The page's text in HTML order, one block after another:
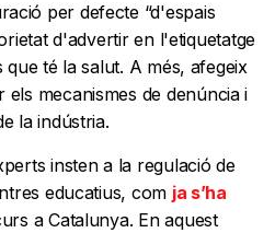
per defecte “d'espais
d'advertir en l'etiquetatge
que té la salut. A més, afegeix
mecanismes de denúncia i
la indústria.
insten a la regulació de
educatius, com ja s’ha
a Catalunya. En aquest